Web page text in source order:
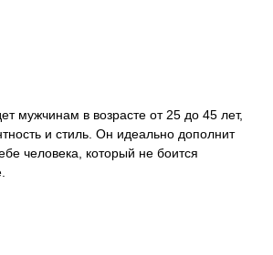
мужчинам в возрасте от 25 до 45 лет,
и стиль. Он идеально дополнит
человека, который не боится